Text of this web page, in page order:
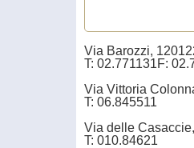
Via Barozzi, 1
T: 02.771131F:
Via Vittoria
T: 06.845511
Via delle
T: 010.84621